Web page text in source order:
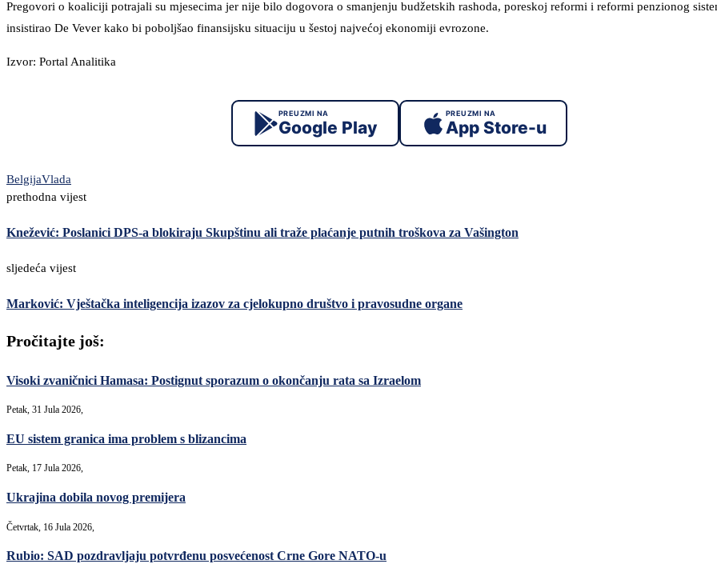
Pregovori o koaliciji potrajali su mjesecima jer nije bilo dogovora o smanjenju budžetskih rashoda, poreskoj reformi i reformi penzionog
insistirao De Vever kako bi poboljšao finansijsku situaciju u šestoj najvećoj ekonomiji evrozone.
Izvor: Portal Analitika
PREUZMI NA
Google Play
PREUZMI NA
App Store-u
BelgijaVlada
prethodna vijest
Knežević: Poslanici DPS-a blokiraju Skupštinu ali traže plaćanje putnih troškova za Vašington
sljedeća vijest
Marković: Vještačka inteligencija izazov za cjelokupno društvo i pravosudne organe
Pročitajte još:
Visoki zvaničnici Hamasa: Postignut sporazum o okončanju rata sa Izraelom
Petak, 31 Jula 2026,
EU sistem granica ima problem s blizancima
Petak, 17 Jula 2026,
Ukrajina dobila novog premijera
Četvrtak, 16 Jula 2026,
Rubio: SAD pozdravljaju potvrđenu posvećenost Crne Gore NATO-u